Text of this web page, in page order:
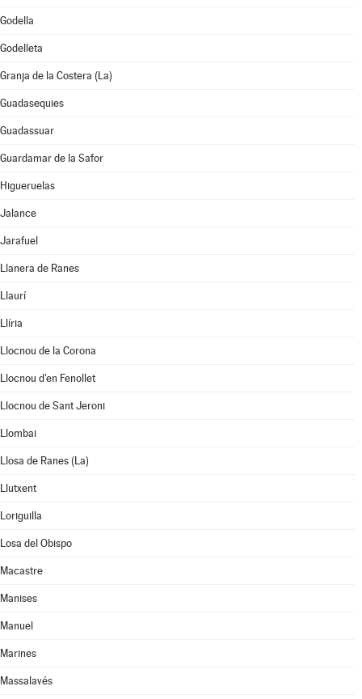
Godella
Godelleta
Granja de la Costera (La)
Guadasequies
Guadassuar
Guardamar de la Safor
Higueruelas
Jalance
Jarafuel
Llanera de Ranes
Llaurí
Llíria
Llocnou de la Corona
Llocnou d'en Fenollet
Llocnou de Sant Jeroni
Llombai
Llosa de Ranes (La)
Llutxent
Loriguilla
Losa del Obispo
Macastre
Manises
Manuel
Marines
Massalavés